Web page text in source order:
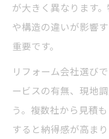
が大きく異なります
や構造の違いが影響
重要です。
リフォーム会社選び
ービスの有無、現地
う。複数社から見積
すると納得感が高ま